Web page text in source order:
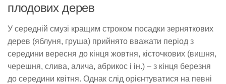
плодових дерев
У середній смузі кращим строком посадки зерняткових
дерев (яблуня, груша) прийнято вважати період з
середини вересня до кінця жовтня, кісточкових (вишня,
черешня, слива, алича, абрикос і ін.) – з кінця березня
до середини квітня. Однак слід орієнтуватися на певні